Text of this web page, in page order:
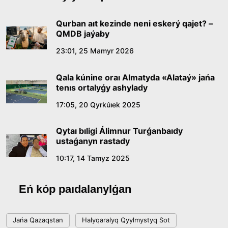
lıngvomádenı sıpaty
09:21, 21 Shilde 2026
Abaıdyń adam tárbıesi týraly kózqarastarynyń
18:59, 20 Shilde 2026
Jasandy ıntellekt: adamzattyń kómekshisi me,
18:16, 20 Shilde 2026
jetistikteri men damý baǵyty
Qurban aıt kezinde neni eskerý qajet? –
QMDB jaýaby
23:01, 25 Mamyr 2026
Qala kúnine oraı Almatyda «Alataý» jańa
tenıs ortalyǵy ashylady
17:05, 20 Qyrkúıek 2025
Qytaı bıligi Álimnur Turǵanbaıdy
ustaǵanyn rastady
10:17, 14 Tamyz 2025
Eń kóp paıdalanylǵan
Jańa Qazaqstan Halyqaralyq Qyylmystyq Sot